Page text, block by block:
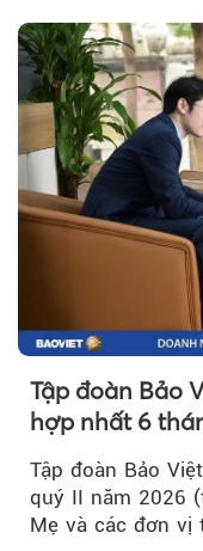
Tập đoàn Bảo
hợp nhất 6
Tập đoàn Bảo
quý II năm 2026
Mẹ và các đơn vị